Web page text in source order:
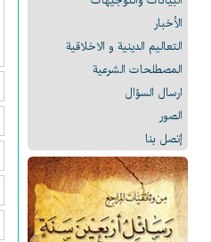
الأخبار
التعالیم الدینیة و الاخلاقیة
المصطلحات الشرعیة
ارسال السؤال
الصور
إتصل بنا